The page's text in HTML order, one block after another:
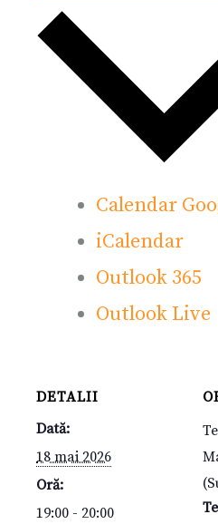
Calendar
iCalendar
Outlook 365
Outlook Live
DETALII
Dată:
18 mai 2026
Oră:
19:00 - 20:00